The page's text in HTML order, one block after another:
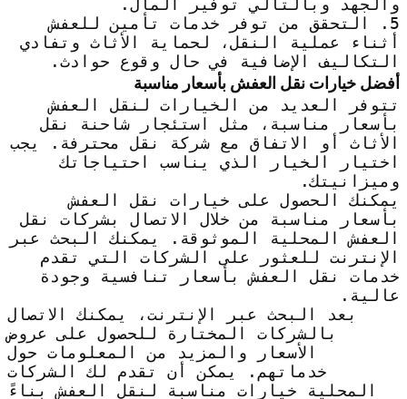
والجهد وبالتالي توفير المال.
5. التحقق من توفر خدمات تأمين للعفش
أثناء عملية النقل، لحماية الأثاث وتفادي
التكاليف الإضافية في حال وقوع حوادث.
أفضل خيارات نقل العفش بأسعار مناسبة
تتوفر العديد من الخيارات لنقل العفش
بأسعار مناسبة، مثل استئجار شاحنة نقل
الأثاث أو الاتفاق مع شركة نقل محترفة. يجب
اختيار الخيار الذي يناسب احتياجاتك
وميزانيتك.
يمكنك الحصول على خيارات نقل العفش
بأسعار مناسبة من خلال الاتصال بشركات نقل
العفش المحلية الموثوقة. يمكنك البحث عبر
الإنترنت للعثور على الشركات التي تقدم
خدمات نقل العفش بأسعار تنافسية وجودة
عالية.
بعد البحث عبر الإنترنت، يمكنك الاتصال
بالشركات المختارة للحصول على عروض
الأسعار والمزيد من المعلومات حول
خدماتهم. يمكن أن تقدم لك الشركات
المحلية خيارات مناسبة لنقل العفش بناءً